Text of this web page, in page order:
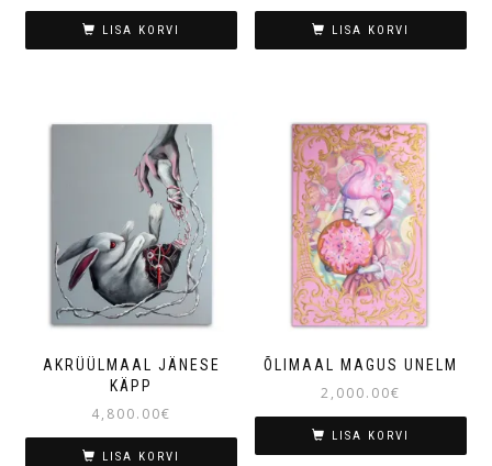
LISA KORVI LISA KORVI
AKRÜÜLMAAL JÄNESE
KÄPP
4,800.00€
LISA KORVI
ÕLIMAAL MAGUS UNELM
2,000.00€
LISA KORVI